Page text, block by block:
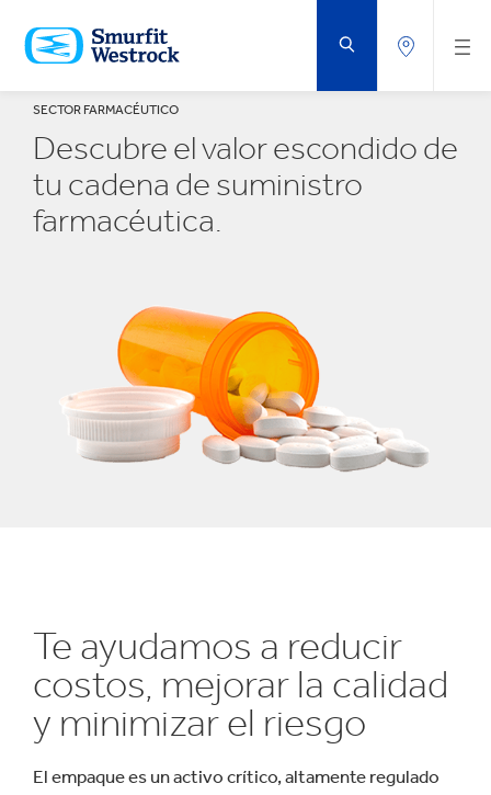
AL
CONTENIDO
PRINCIPAL
SECTOR FARMACÉUTICO
Descubre el valor escondido de
tu cadena de suministro
farmacéutica.
Te ayudamos a reducir
costos, mejorar la calidad
y minimizar el riesgo
El empaque es un activo crítico, altamente regulado